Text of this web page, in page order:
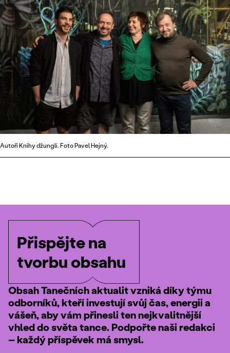
Autoři Knihy džunglí. Foto Pavel Hejný.
Přispějte na
tvorbu obsahu
Obsah Tanečních aktualit vzniká díky týmu
odborníků, kteří investují svůj čas, energii a
vášeň, aby vám přinesli ten nejkvalitnější
vhled do světa tance. Podpořte naši redakci
– každý příspěvek má smysl.